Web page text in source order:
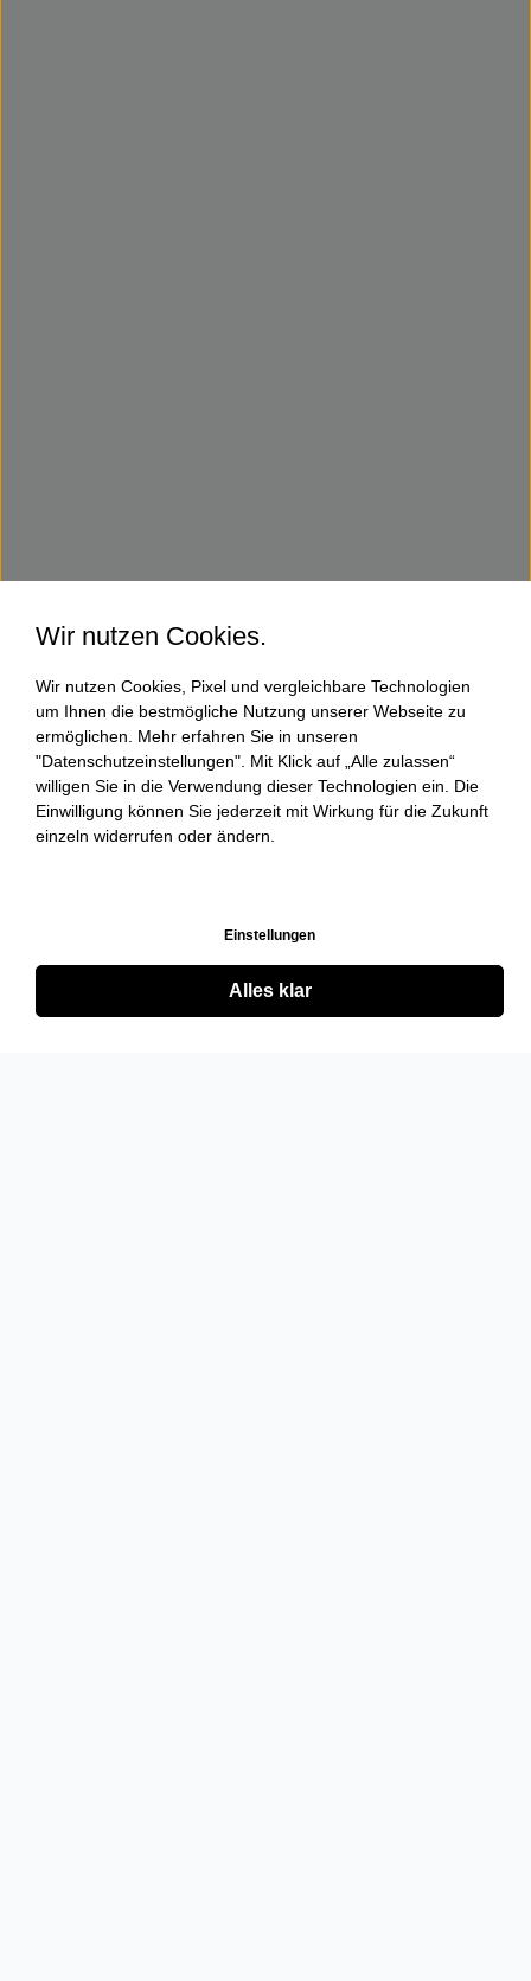
Wir nutzen Cookies.
Wir nutzen Cookies, Pixel und vergleichbare Technologien
um Ihnen die bestmögliche Nutzung unserer Webseite zu
ermöglichen. Mehr erfahren Sie in unseren
"Datenschutzeinstellungen". Mit Klick auf „Alle zulassen“
willigen Sie in die Verwendung dieser Technologien ein. Die
Einwilligung können Sie jederzeit mit Wirkung für die Zukunft
einzeln widerrufen oder ändern.
Einstellungen
Alles klar